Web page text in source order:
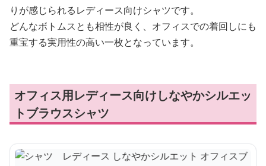
りが感じられるレディース向けシャツです。
どんなボトムスとも相性が良く、オフィスでの着回しにも
重宝する実用性の高い一枚となっています。
オフィス用レディース向けしなやかシルエッ
トブラウスシャツ